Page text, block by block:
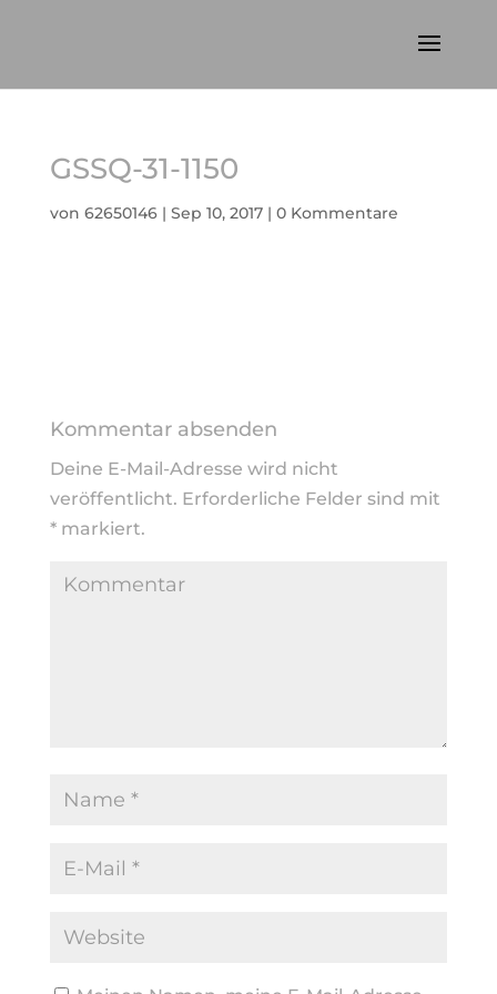
GSSQ-31-1150
von 62650146| Sep 10, 2017| 0 Kommentare
Kommentar absenden
Deine E-Mail-Adresse wird nicht
veröffentlicht. Erforderliche Felder sind mit
*markiert.